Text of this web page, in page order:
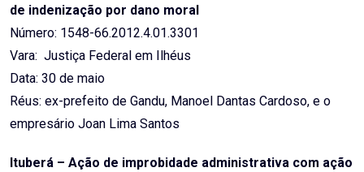
de indenização por dano moral
Número: 1548-66.2012.4.01.3301
Vara: Justiça Federal em Ilhéus
Data: 30 de maio
Réus: ex-prefeito de Gandu, Manoel Dantas Cardoso, e o
empresário Joan Lima Santos
Ituberá – Ação de improbidade administrativa com ação